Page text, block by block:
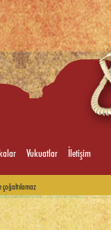
Vukuatlar İletişim
çoğaltılamaz